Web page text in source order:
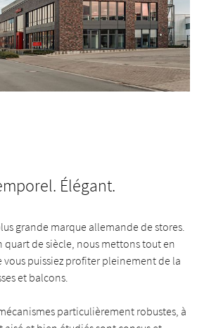
Élégant.
grande marque allemande de stores.
quart de siècle, nous mettons tout en
vous puissiez profiter pleinement de la
et balcons.
particulièrement robustes, à